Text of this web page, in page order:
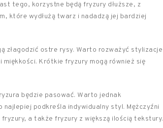
tego, korzystne będą fryzury dłuższe, z
które wydłużą twarz i nadadzą jej bardziej
złagodzić ostre rysy. Warto rozważyć stylizacje
Krótkie fryzury mogą również się
będzie pasować. Warto jednak
podkreśla indywidualny styl. Mężczyźni
a także fryzury z większą ilością tekstury.